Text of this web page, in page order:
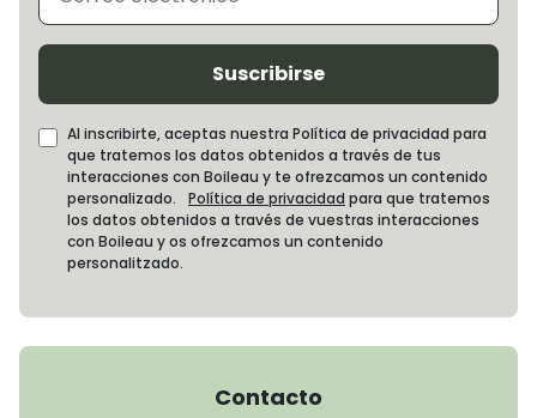
Suscribirse
Al inscribirte, aceptas nuestra Política de privacidad para
que tratemos los datos obtenidos a través de tus
interacciones con Boileau y te ofrezcamos un contenido
personalizado. Política de privacidad para que tratemos
los datos obtenidos a través de vuestras interacciones
con Boileau y os ofrezcamos un contenido
personalitzado.
Contacto